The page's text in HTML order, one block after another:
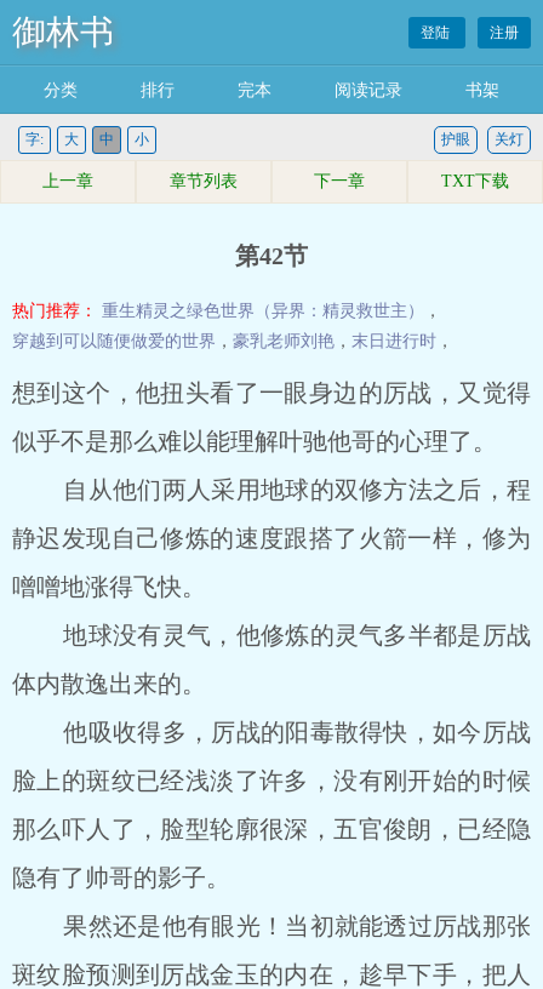
御林书 登陆 注册
分类 排行 完本 阅读记录 书架
字: 大 中 小 关灯
护眼
上一章 章节列表 下一章 TXT下载
第42节
热门推荐： 重生精灵之绿色世界（异界：精灵救世主）
，
穿越到可以随便做爱的世界 ， 豪乳老师刘艳 ， 末日进行时 ，
想到这个，他扭头看了一眼身边的厉战，又觉得
似乎不是那么难以能理解叶驰他哥的心理了。
自从他们两人采用地球的双修方法之后，程
静迟发现自己修炼的速度跟搭了火箭一样，修为
噌噌地涨得飞快。
地球没有灵气，他修炼的灵气多半都是厉战
体内散逸出来的。
他吸收得多，厉战的阳毒散得快，如今厉战
脸上的斑纹已经浅淡了许多，没有刚开始的时候
那么吓人了，脸型轮廓很深，五官俊朗，已经隐
隐有了帅哥的影子。
果然还是他有眼光！当初就能透过厉战那张
斑纹脸预测到厉战金玉的内在，趁早下手，把人